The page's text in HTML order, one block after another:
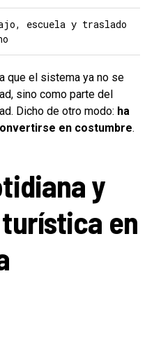
escuela y traslado
que el sistema ya no se
sino como parte del
Dicho de otro modo: ha
en costumbre.
y
en